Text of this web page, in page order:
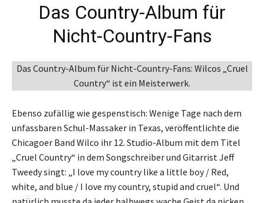
Das Country-Album für
Nicht-Country-Fans
Das Country-Album für Nicht-Country-Fans: Wilcos „Cruel
Country“ ist ein Meisterwerk.
Ebenso zufällig wie gespenstisch: Wenige Tage nach dem
unfassbaren Schul-Massaker in Texas, veröffentlichte die
Chicagoer Band Wilco ihr 12. Studio-Album mit dem Titel
„Cruel Country“ in dem Songschreiber und Gitarrist Jeff
Tweedy singt: „I love my country like a little boy / Red,
white, and blue / I love my country, stupid and cruel“. Und